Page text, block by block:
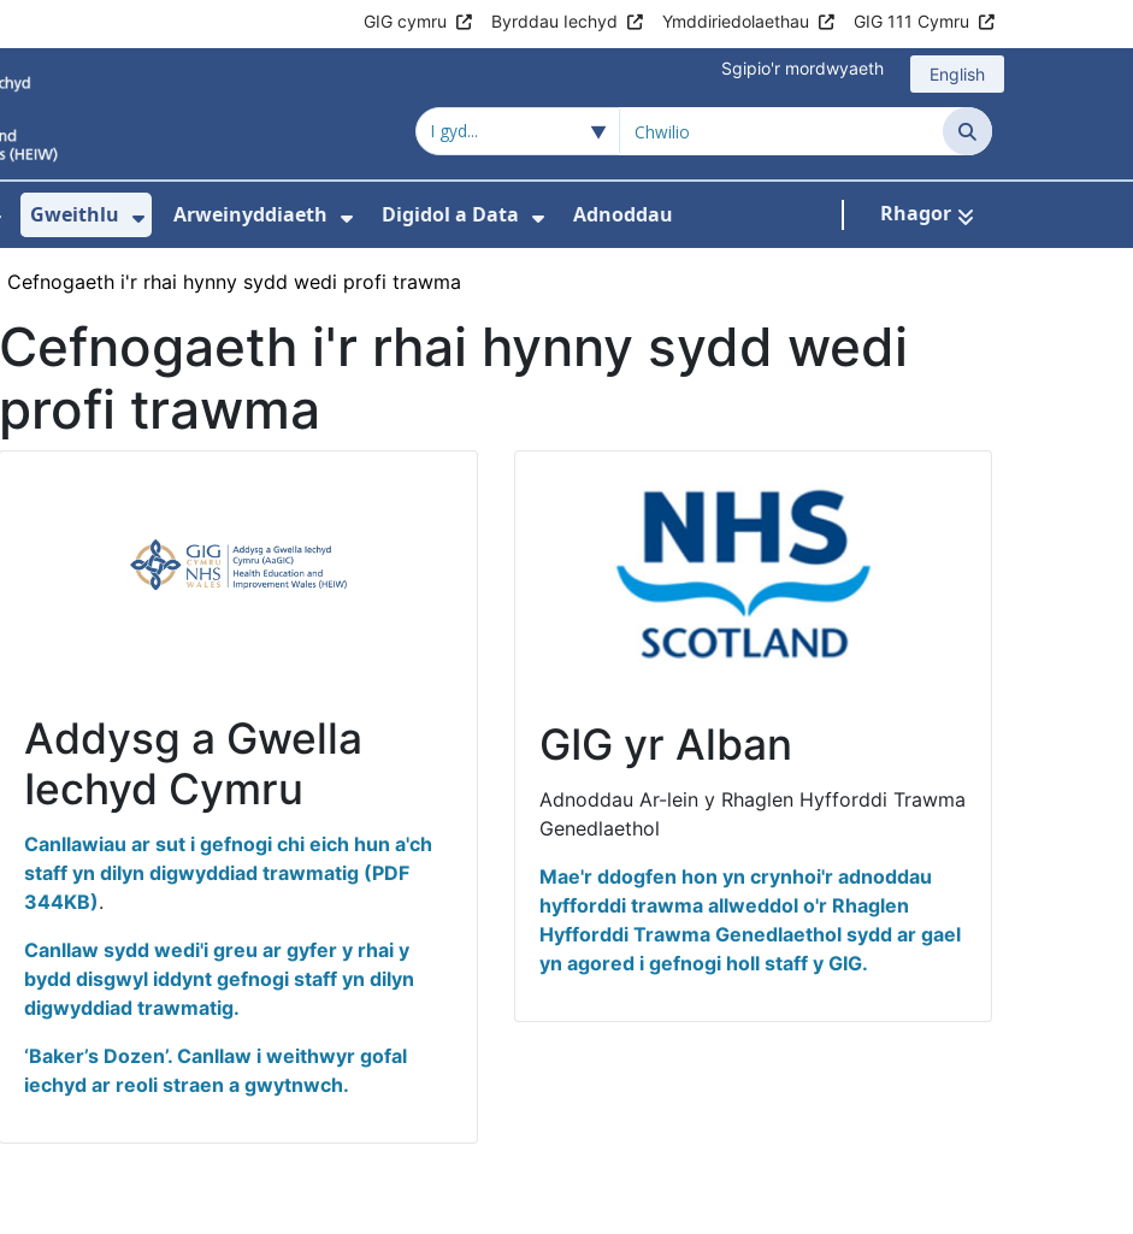
GIG cymru Byrddau Iechyd Ymddiriedolaethau GIG 111 Cymru
Sgipio'r mordwyaeth English
Chwilio
Dangos isddewislen ar gyfer Addysg a hyfforddiant
Gweithlu
Dangos isddewislen ar gyfer Gweithlu
Arweinyddiaeth Digidol a Data Adnoddau Rhagor
Cefnogaeth i'r rhai hynny sydd wedi profi trawma
Cefnogaeth i'r rhai hynny sydd wedi
profi trawma
Addysg a Gwella
Iechyd Cymru
Canllawiau ar sut i gefnogi chi eich hun a'ch
staff yn dilyn digwyddiad trawmatig (PDF
344KB).
Canllaw sydd wedi'i greu ar gyfer y rhai y
bydd disgwyl iddynt gefnogi staff yn dilyn
digwyddiad trawmatig.
‘Baker’s Dozen’. Canllaw i weithwyr gofal
iechyd ar reoli straen a gwytnwch.
GIG yr Alban
Adnoddau Ar-lein y Rhaglen Hyfforddi Trawma
Genedlaethol
Mae'r ddogfen hon yn crynhoi'r adnoddau
hyfforddi trawma allweddol o'r Rhaglen
Hyfforddi Trawma Genedlaethol sydd ar gael
yn agored i gefnogi holl staff y GIG.